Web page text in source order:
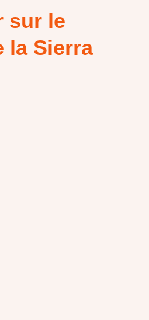
sur le
la Sierra